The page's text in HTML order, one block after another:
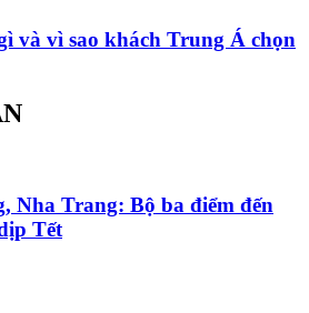
và vì sao khách Trung Á chọn
Nha Trang: Bộ ba điểm đến
Tết